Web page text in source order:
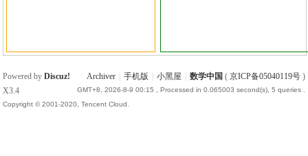
Archiver 手机版 小黑屋 数学中国 ( 京ICP备05040119号)
GMT+8, 2026-8-9 00:15 , Processed in 0.065003 second(s), 5 queries .
Powered byDiscuz!
X3.4
Copyright © 2001-2020, Tencent Cloud.